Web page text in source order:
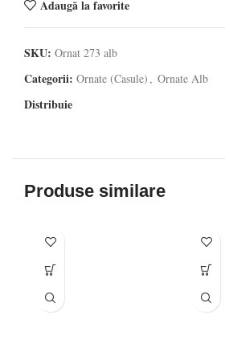
Adaugă la favorite
SKU: Ornat 273 alb
Categorii: Ornate (Casule) , Ornate Alb
Distribuie
Produse similare